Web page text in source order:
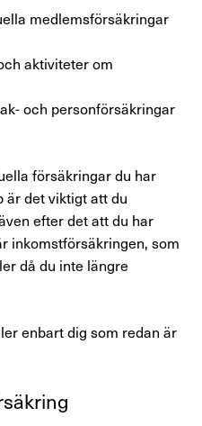
Bli facklig representant
Avsluta medlemskap
Råd & stöd
Om Finansförbundet
Press & opinion
Förtroendevald
medlemsförsäkringar
aktiviteter om
och personförsäkringar
försäkringar du har
är det viktigt att du
efter det att du har
inkomstförsäkringen, som
då du inte längre
enbart dig som redan är